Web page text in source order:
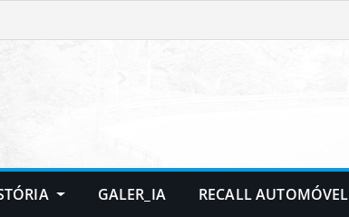
GALER_IA RECALL AUTOMÓVEL